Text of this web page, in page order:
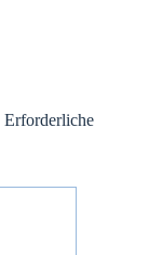
Erforderliche